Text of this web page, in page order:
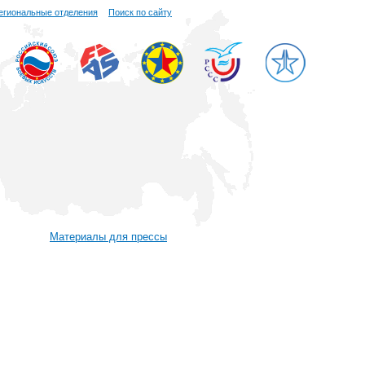
отделения Поиск по сайту
Материалы для прессы